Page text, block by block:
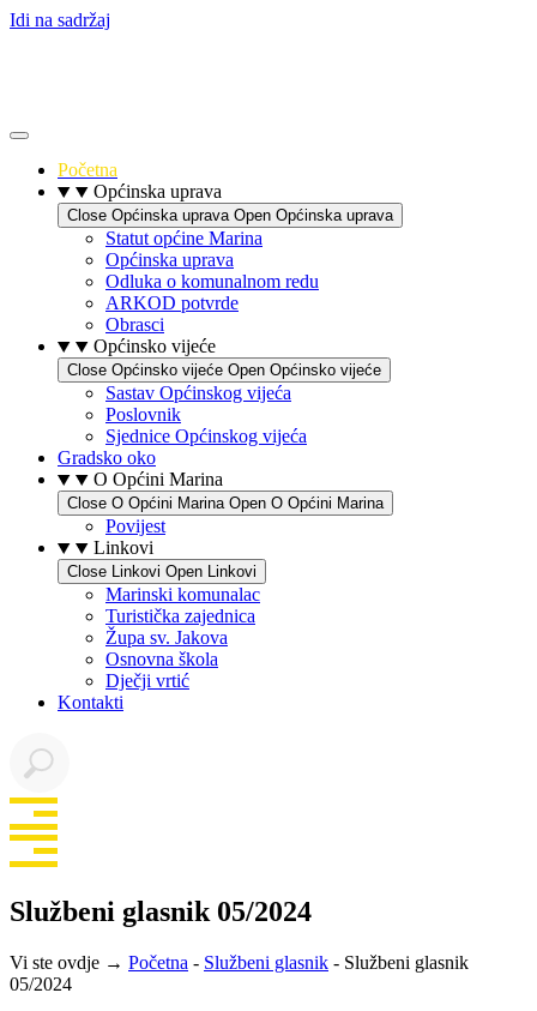
Idi na sadržaj
Početna
Općinska uprava
Close Općinska uprava Open Općinska uprava
Statut općine Marina
Općinska uprava
Odluka o komunalnom redu
ARKOD potvrde
Obrasci
Općinsko vijeće
Close Općinsko vijeće Open Općinsko vijeće
Sastav Općinskog vijeća
Poslovnik
Sjednice Općinskog vijeća
Gradsko oko
O Općini Marina
Close O Općini Marina Open O Općini Marina
Povijest
Linkovi
Close Linkovi Open Linkovi
Marinski komunalac
Turistička zajednica
Župa sv. Jakova
Osnovna škola
Dječji vrtić
Kontakti
Službeni glasnik 05/2024
Vi ste ovdje → Početna - Službeni glasnik - Službeni glasnik
05/2024